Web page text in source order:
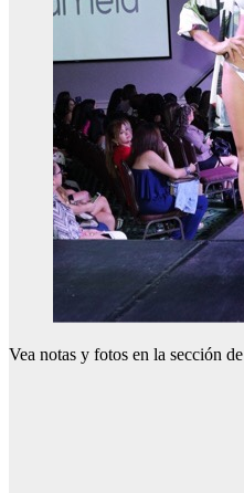
Vea notas y fotos en la sección de